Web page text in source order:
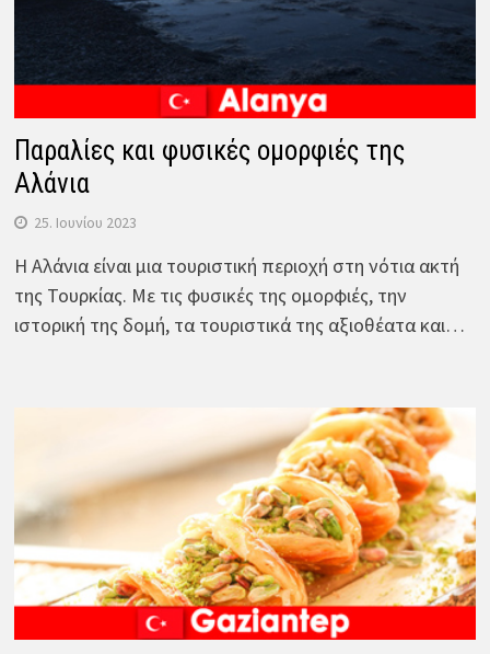
Παραλίες και φυσικές ομορφιές της
Αλάνια
25. Ιουνίου 2023
Η Αλάνια είναι μια τουριστική περιοχή στη νότια ακτή
της Τουρκίας. Με τις φυσικές της ομορφιές, την
ιστορική της δομή, τα τουριστικά της αξιοθέατα και…